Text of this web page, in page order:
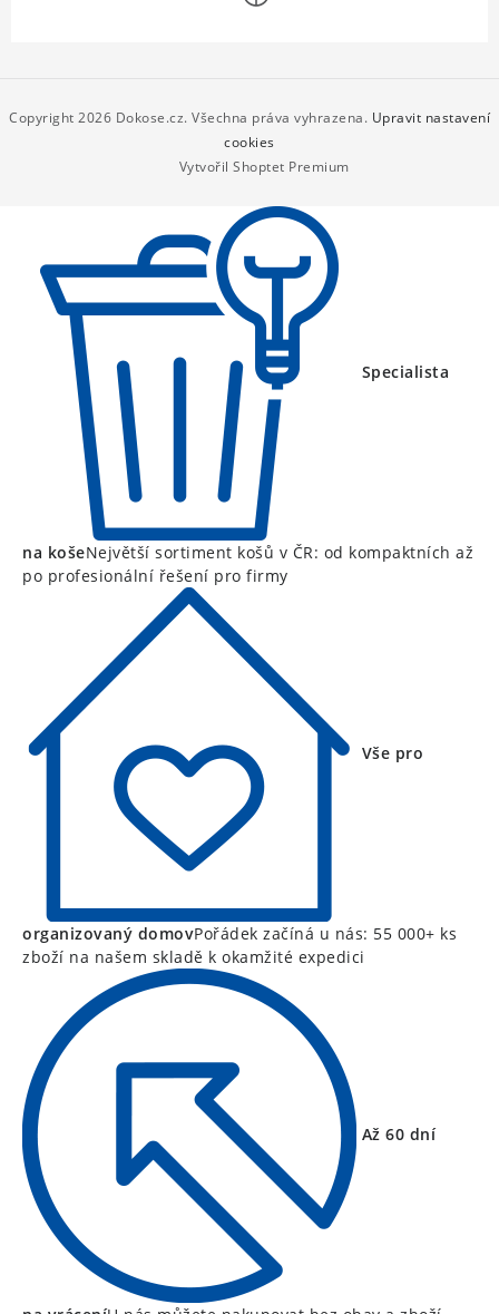
p
Vytvořil Shoptet Premium
Copyright 2026 Dokose.cz. Všechna práva vyhrazena. Upravit nastavení
cookies
Specialista
na košeNejvětší sortiment košů v ČR: od kompaktních až
po profesionální řešení pro firmy
Vše pro
organizovaný domovPořádek začíná u nás: 55 000+ ks
zboží na našem skladě k okamžité expedici
Až 60 dní